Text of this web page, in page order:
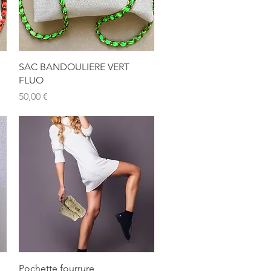
Aperçu rapide
SAC BANDOULIERE VERT
FLUO
Prix
50,00 €
Aperçu rapide
Pochette fourrure